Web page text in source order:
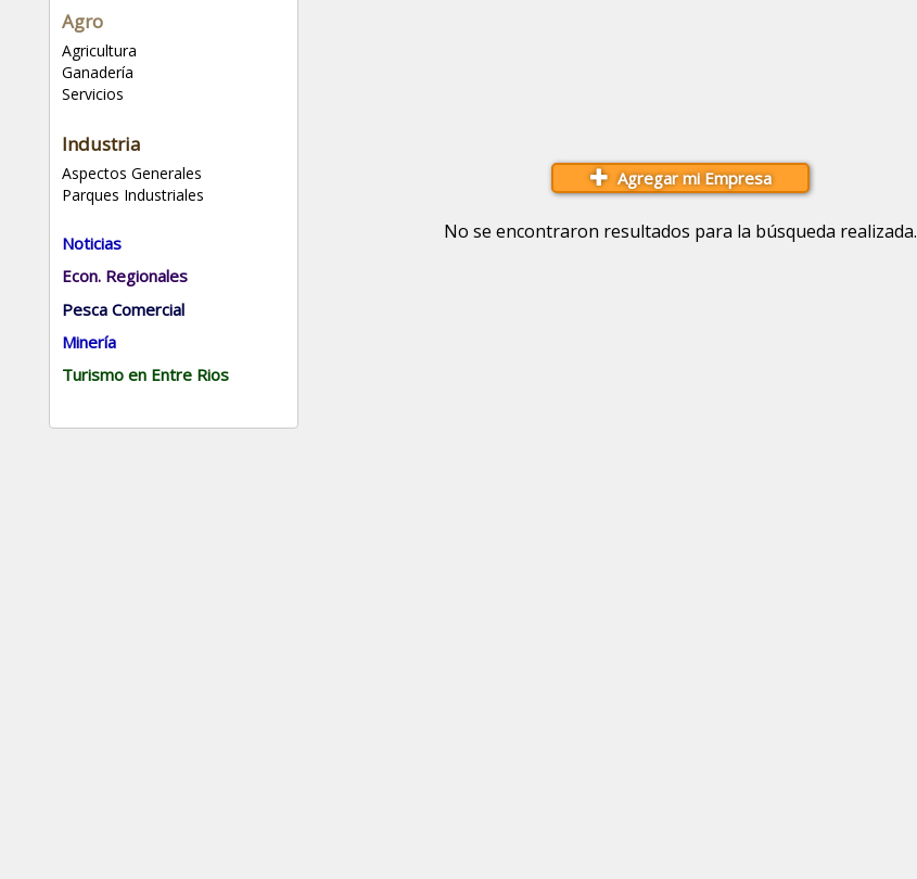
Agro
Agricultura
Ganadería
Servicios
Industria
Aspectos Generales
Parques Industriales
Noticias
Econ. Regionales
Pesca Comercial
Minería
Turismo en Entre Rios
Agregar mi Empresa
No se encontraron resultados para la búsqueda realizada.